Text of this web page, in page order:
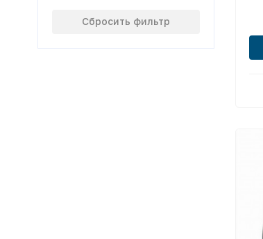
Сбросить фильтр